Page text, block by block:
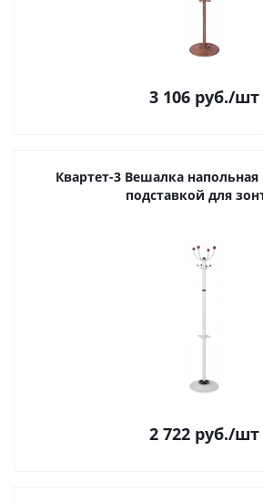
3 106 руб./шт
Квартет-3 Вешалка
подставкой для
2 722 руб./шт